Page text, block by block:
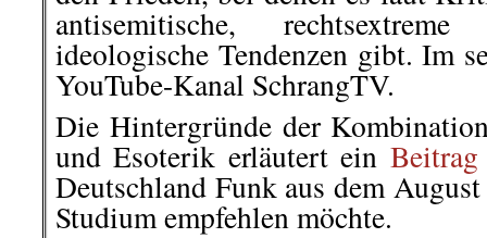
antisemitische,
ideologische Tendenzen gibt. Im
YouTube-Kanal SchrangTV.
Die Hintergründe der
und Esoterik erläutert ein
Deutschland Funk aus dem
Studium empfehlen möchte.